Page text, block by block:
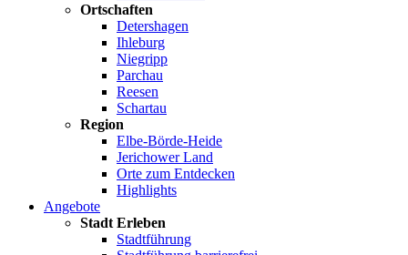
Ortschaften
Detershagen
Ihleburg
Niegripp
Parchau
Reesen
Schartau
Region
Elbe-Börde-Heide
Jerichower Land
Orte zum Entdecken
Highlights
Angebote
Stadt Erleben
Stadtführung